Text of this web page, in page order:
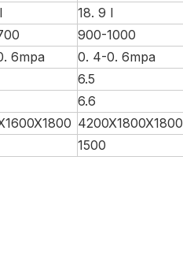
18. 9 l
900-1000
6mpa 0. 4-0. 6mpa
6.5
6.6
4200X1800X1800
1500